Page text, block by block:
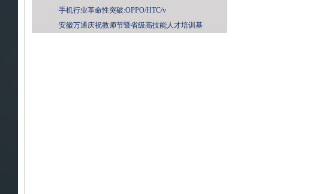
·手机行业革命性突破:OPPO/HTC/v
·安徽万通庆祝教师节暨省级高技能人才培训基